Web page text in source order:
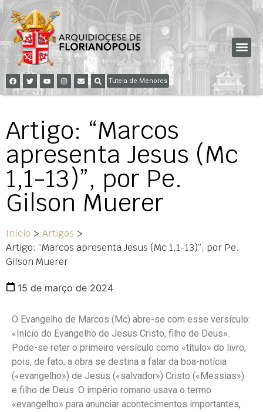
Tutela de Menores
Artigo: “Marcos
apresenta Jesus (Mc
1,1-13)”, por Pe.
Gilson Muerer
Início > Artigos >
Artigo: “Marcos apresenta Jesus (Mc 1,1-13)”, por Pe.
Gilson Muerer
15 de março de 2024
O Evangelho de Marcos (Mc) abre-se com esse versículo:
«Início do Evangelho de Jesus Cristo, filho de Deus».
Pode-se reter o primeiro versículo como «título» do livro,
pois, de fato, a obra se destina a falar da boa-notícia
(«evangelho») de Jesus («salvador») Cristo («Messias»)
e filho de Deus. O império romano usava o termo
«evangelho» para anunciar acontecimentos importantes,